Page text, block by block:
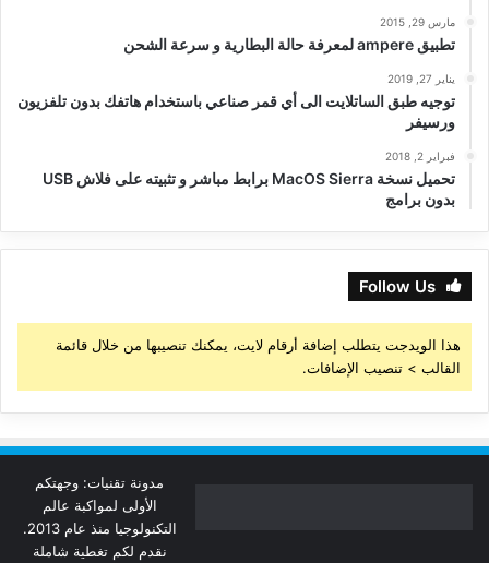
مارس 29, 2015
تطبيق ampere لمعرفة حالة البطارية و سرعة الشحن
يناير 27, 2019
توجيه طبق الساتلايت الى أي قمر صناعي باستخدام هاتفك بدون تلفزيون
ورسيفر
فبراير 2, 2018
تحميل نسخة MacOS Sierra برابط مباشر و تثبيته على فلاش USB
بدون برامج
Follow Us
هذا الويدجت يتطلب إضافة أرقام لايت، يمكنك تنصيبها من خلال قائمة
القالب > تنصيب الإضافات.
مدونة تقنيات: وجهتكم
الأولى لمواكبة عالم
التكنولوجيا منذ عام 2013.
نقدم لكم تغطية شاملة